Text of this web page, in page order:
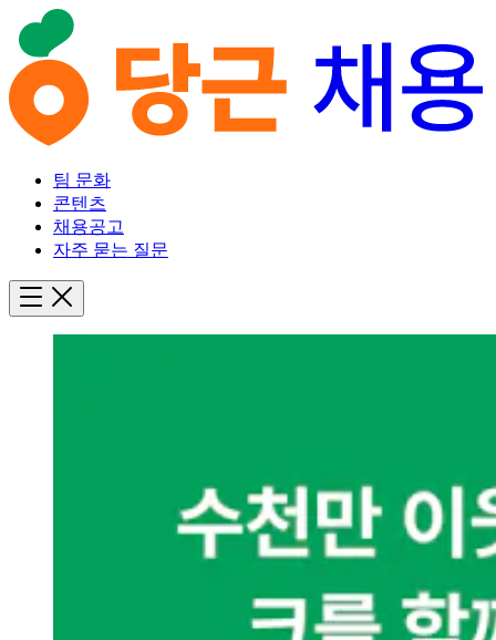
팀 문화
콘텐츠
채용공고
자주 묻는 질문